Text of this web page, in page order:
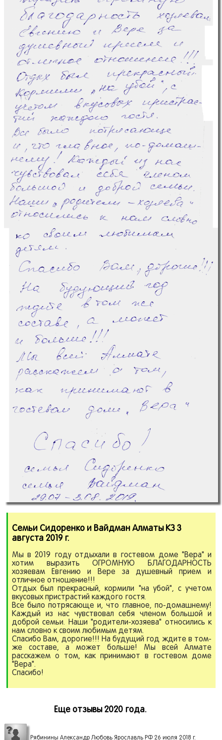
Семьи Сидоренко и Вайдман Алматы КЗ 3
августа 2019 г.
Мы в 2019 году отдыхали в гостевом доме "Вера" и
хотим выразить ОГРОМНУЮ БЛАГОДАРНОСТЬ
хозяевам Евгению и Вере за душевный прием и
отличное отношение!!!
Отдых был прекрасный, кормили "на убой", с учетом
вкусовых пристрастий каждого гостя.
Все было потрясающе и, что главное, по-домашнему!
Каждый из нас чувствовал себя членом большой и
доброй семьи. Наши "родители-хозяева" относились к
нам словно к своим любимым детям.
Спасибо Вам, дорогие!!! На будущий год ждите в том-
же составе, а может больше! Мы всей Алмате
расскажем о том, как принимают в гостевом доме
"Вера".
Спасибо!
Еще отзывы 2020 года.
Рябинины Александр Любовь Ярославль РФ 26 июля 2018 г.